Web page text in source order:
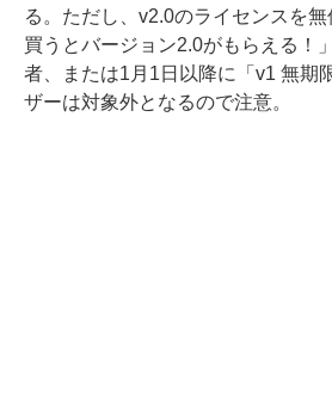
る。ただし、v2.0のライセンスを
買うとバージョン2.0がもらえる！
者、または1月1日以降に「v1 無期
ザーは対象外となるので注意。